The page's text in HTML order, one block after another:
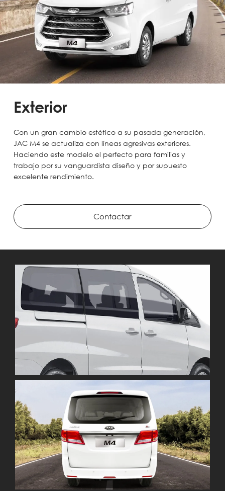
Exterior
Con un gran cambio estético a su pasada generación,
JAC M4 se actualiza con líneas agresivas exteriores.
Haciendo este modelo el perfecto para familias y
trabajo por su vanguardista diseño y por supuesto
excelente rendimiento.
Contactar